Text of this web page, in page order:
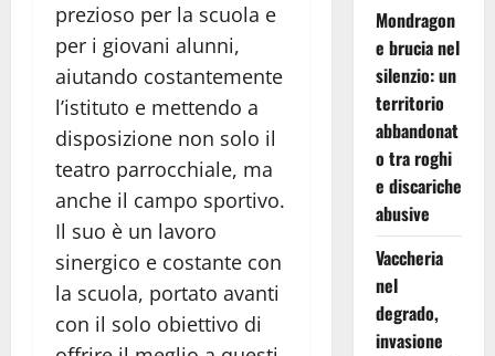
prezioso per la scuola e
per i giovani alunni,
aiutando costantemente
l’istituto e mettendo a
disposizione non solo il
teatro parrocchiale, ma
anche il campo sportivo.
Il suo è un lavoro
sinergico e costante con
la scuola, portato avanti
con il solo obiettivo di
Mondragon
e brucia nel
silenzio: un
territorio
abbandonat
o tra roghi
e discariche
abusive
Vaccheria
nel
degrado,
invasione